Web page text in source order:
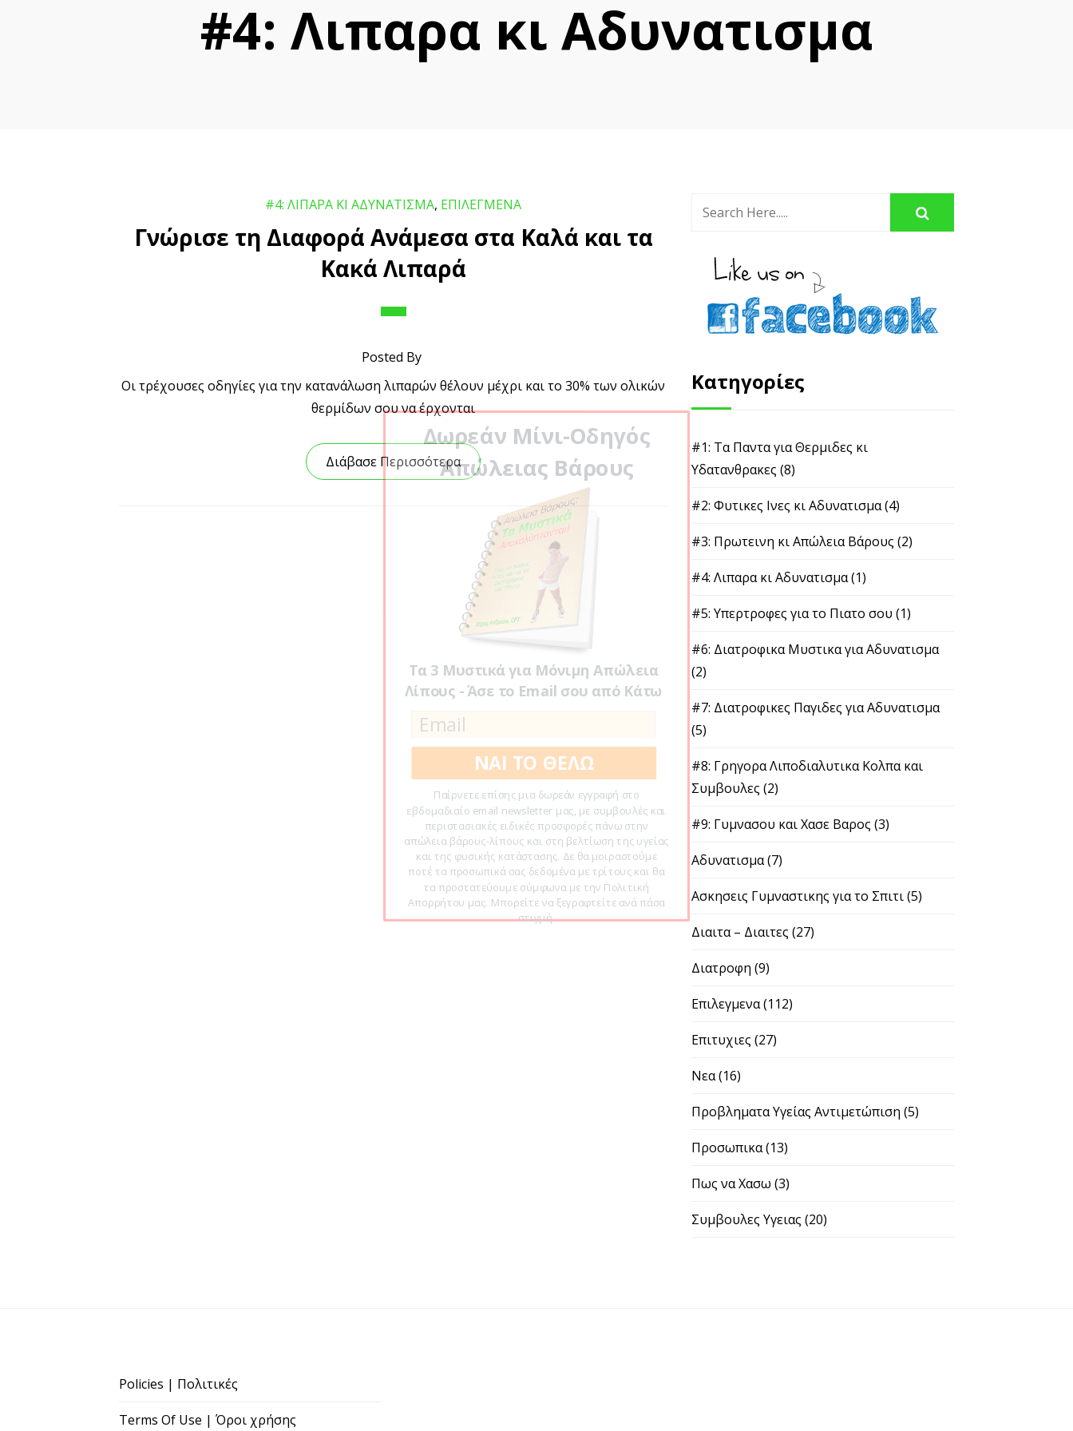
#4: Λιπαρα κι Αδυνατισμα
#4: ΛΙΠΑΡΑ ΚΙ ΑΔΥΝΑΤΙΣΜΑ, ΕΠΙΛΕΓΜΕΝΑ
Γνώρισε τη Διαφορά Ανάμεσα στα Καλά και τα
Κακά Λιπαρά
Posted By
Οι τρέχουσες οδηγίες για την κατανάλωση λιπαρών θέλουν μέχρι και το 30% των ολικών
θερμίδων σου να έρχονται
Διάβασε Περισσότερα
Κατηγορίες
#1: Τα Παντα για Θερμιδες κι
Υδατανθρακες (8)
#2: Φυτικες Ινες κι Αδυνατισμα(4)
#3: Πρωτεινη κι Απώλεια Βάρους (2)
#4: Λιπαρα κι Αδυνατισμα(1)
#5: Υπερτροφες για το Πιατο σου (1)
#6: Διατροφικα Μυστικα για Αδυνατισμα
(2)
#7: Διατροφικες Παγιδες για Αδυνατισμα
(5)
#8: Γρηγορα Λιποδιαλυτικα Κολπα και
Συμβουλες (2)
#9: Γυμνασου και Χασε Βαρος (3)
Αδυνατισμα(7)
Ασκησεις Γυμναστικης για το Σπιτι(5)
Διαιτα – Διαιτες (27)
Διατροφη (9)
Επιλεγμενα(112)
Επιτυχιες (27)
Νεα(16)
Προβληματα Υγείας Αντιμετώπιση (5)
Προσωπικα(13)
Πως να Χασω (3)
Συμβουλες Υγειας (20)
Policies | Πολιτικές
Terms Of Use | Όροι χρήσης
Δωρεάν Μίνι-Οδηγός
Απώλειας Βάρους
Τα 3 Μυστικά για Μόνιμη Απώλεια
Λίπους - Άσε το Email σου από Κάτω
ΝΑΙ ΤΟ ΘΕΛΩ
Παίρνετε επίσης μια δωρεάν εγγραφή στο
εβδομαδιαίο email newsletter μας, με συμβουλές και
περιστασιακές ειδικές προσφορές πάνω στην
απώλεια βάρους-λίπους και στη βελτίωση της υγείας
και της φυσικής κατάστασης. Δε θα μοιραστούμε
ποτέ τα προσωπικά σας δεδομένα με τρίτους και θα
τα προστατεύουμε σύμφωνα με την Πολιτική
Απορρήτου μας. Μπορείτε να ξεγραφτείτε ανά πάσα
στιγμή.